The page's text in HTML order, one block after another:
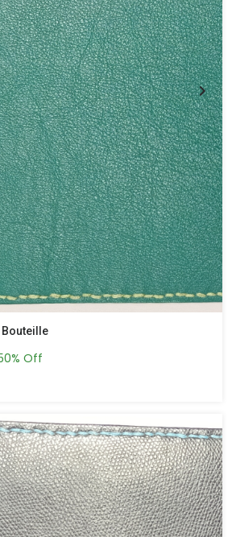
Bouteille
Off